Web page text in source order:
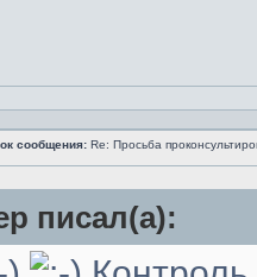
сообщения: Re: Просьба
писал(а):